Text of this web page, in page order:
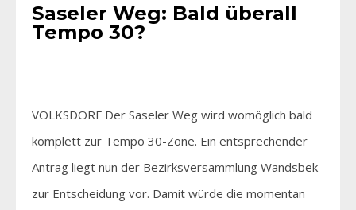
Saseler Weg: Bald überall
Tempo 30?
VOLKSDORF Der Saseler Weg wird womöglich bald
komplett zur Tempo 30-Zone. Ein entsprechender
Antrag liegt nun der Bezirksversammlung Wandsbek
zur Entscheidung vor. Damit würde die momentan